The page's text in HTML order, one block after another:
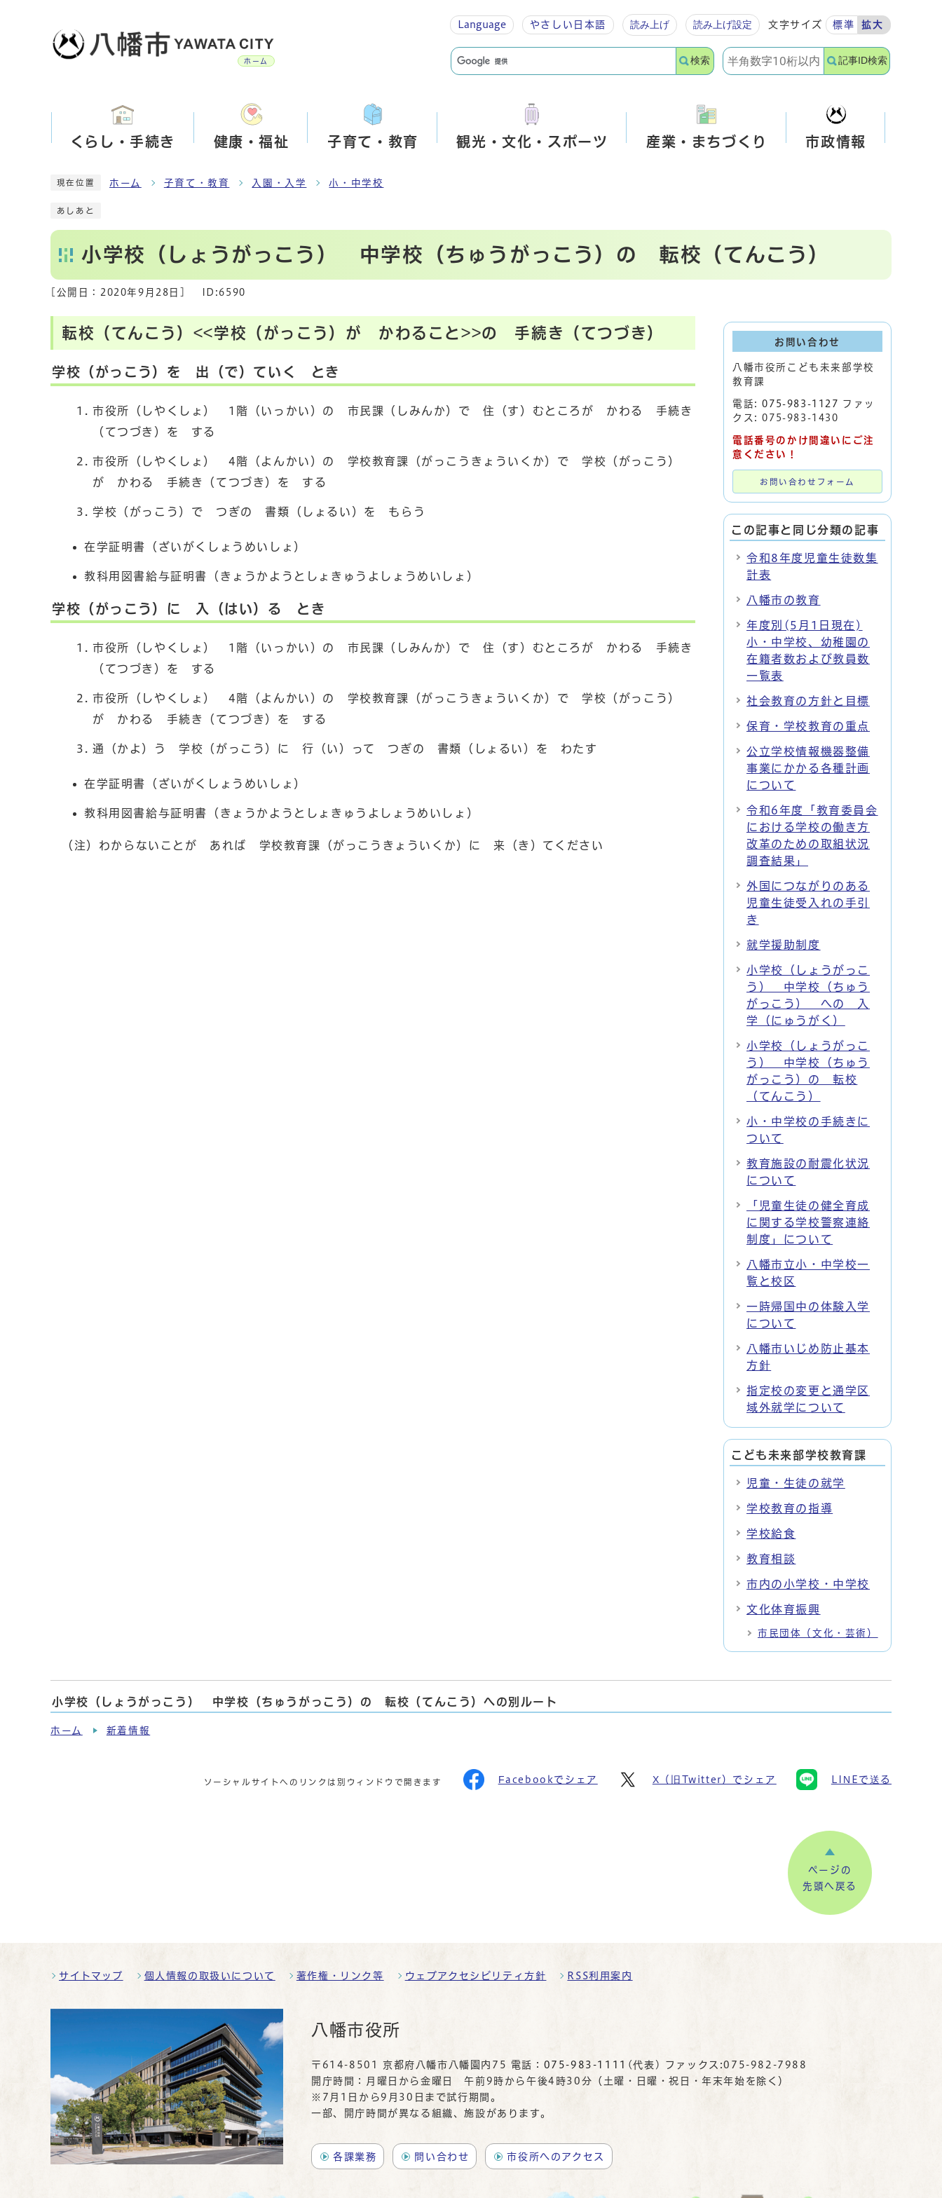
ホーム
Language やさしい 日本語 読み上げ 読み上げ設定 文字サイズ 標準 拡大
検索 記事ID検索
くらし・手続き 健康・福祉 子育て・教育 観光・文化・スポーツ 産業・まちづくり 市政情報
現在位置 ホーム 子育て・教育 入園・入学 小・中学校
あしあと
小学校（しょうがっこう） 中学校（ちゅうがっこう）の 転校（てんこう）
[公開日： 2020年9月28日 ID:6590
転校（てんこう）<<学校（がっこう）が かわること>>の 手続き（てつづき）
学校（がっこう）を 出（で）ていく とき
市役所（しやくしょ） 1階（いっかい）の 市民課（しみんか）で 住（す）むところが かわる 手続き
（てつづき）を する
市役所（しやくしょ） 4階（よんかい）の 学校教育課（がっこうきょういくか）で 学校（がっこう）
が かわる 手続き（てつづき）を する
学校（がっこう）で つぎの 書類（しょるい）を もらう
在学証明書（ざいがくしょうめいしょ）
教科用図書給与証明書（きょうかようとしょきゅうよしょうめいしょ）
学校（がっこう）に 入（はい）る とき
市役所（しやくしょ） 1階（いっかい）の 市民課（しみんか）で 住（す）むところが かわる 手続き
（てつづき）を する
市役所（しやくしょ） 4階（よんかい）の 学校教育課（がっこうきょういくか）で 学校（がっこう）
が かわる 手続き（てつづき）を する
通（かよ）う 学校（がっこう）に 行（い）って つぎの 書類（しょるい）を わたす
在学証明書（ざいがくしょうめいしょ）
教科用図書給与証明書（きょうかようとしょきゅうよしょうめいしょ）
（注）わからないことが あれば 学校教育課（がっこうきょういくか）に 来（き）てください
お問い合わせ
八幡市役所こども未来部学校
教育課
電話:075-983-1127 ファッ
クス: 075-983-1430
電話番号のかけ間違いにご注
意ください！
お問い合わせフォーム
この記事と同じ分類の記事
令和8年度児童生徒数集
計表
八幡市の教育
年度別(5月1日現在)
小・中学校、幼稚園の
在籍者数および教員数
一覧表
社会教育の方針と目標
保育・学校教育の重点
公立学校情報機器整備
事業にかかる各種計画
について
令和6年度「教育委員会
における学校の働き方
改革のための取組状況
調査結果」
外国につながりのある
児童生徒受入れの手引
き
就学援助制度
小学校（しょうがっこ
う） 中学校（ちゅう
がっこう） への 入
学（にゅうがく）
小学校（しょうがっこ
う） 中学校（ちゅう
がっこう）の 転校
（てんこう）
小・中学校の手続きに
ついて
教育施設の耐震化状況
について
「児童生徒の健全育成
に関する学校警察連絡
制度」について
八幡市立小・中学校一
覧と校区
一時帰国中の体験入学
について
八幡市いじめ防止基本
方針
指定校の変更と通学区
域外就学について
こども未来部学校教育課
児童・生徒の就学
学校教育の指導
学校給食
教育相談
市内の小学校・中学校
文化体育振興
市民団体（文化・芸術）
小学校（しょうがっこう） 中学校（ちゅうがっこう）の 転校（てんこう）への別ルート
ホーム 新着情報
ソーシャルサイトへのリンクは別ウィンドウで開きます Facebookでシェア X（旧Twitter）でシェア LINEで送る
ページの
先頭へ戻る
サイトマップ 個人情報の取扱いについて 著作権・リンク等 ウェブアクセシビリティ方針 RSS利用案内
八幡市役所
〒614-8501 京都府八幡市八幡園内75 電話： 075-983-1111
(代表) ファックス:075-982-7988
開庁時間：月曜日から金曜日 午前9時から午後4時30分（土曜・日曜・祝日・年末年始を除く）
※7月1日から9月30日まで試行期間。
一部、開庁時間が異なる組織、施設があります。
各課業務 問い合わせ 市役所へのアクセス